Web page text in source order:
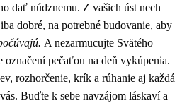
dať núdznemu. Z vašich úst nech
dobré, na potrebné budovanie, aby
A nezarmucujte Svätého
pečaťou na deň vykúpenia.
rozhorčenie, krík a rúhanie aj každá
Buďte k sebe navzájom láskaví a